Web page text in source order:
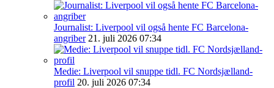
Journalist: Liverpool vil også hente FC Barcelona-
angriber 21. juli 2026 07:34
Medie: Liverpool vil snuppe tidl. FC Nordsjælland-
profil 20. juli 2026 07:34